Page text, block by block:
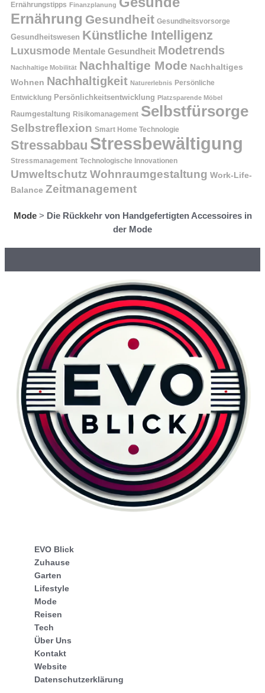
Ernährungstipps Finanzplanung
Ernährung Gesundheit Gesundheitsvorsorge
Gesundheitswesen Künstliche Intelligenz
Luxusmode Mentale Gesundheit Modetrends
Nachhaltige Mobilität Nachhaltige Mode Nachhaltiges
Wohnen Nachhaltigkeit Naturerlebnis Persönliche
Entwicklung Persönlichkeitsentwicklung Platzsparende Möbel
Raumgestaltung Risikomanagement Selbstfürsorge
Selbstreflexion Smart Home Technologie
Stressabbau Stressbewältigung
Stressmanagement Technologische Innovationen
Umweltschutz Wohnraumgestaltung Work-Life-
Balance Zeitmanagement
Mode> Die Rückkehr von Handgefertigten Accessoires in
der Mode
EVO Blick
Zuhause
Garten
Lifestyle
Mode
Reisen
Tech
Über Uns
Kontakt
Website
Datenschutzerklärung